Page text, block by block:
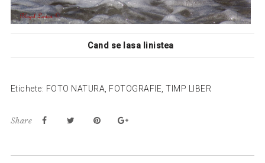
Cand se lasa linistea
Etichete: FOTO NATURA FOTOGRAFIE ,TIMP LIBER
Share